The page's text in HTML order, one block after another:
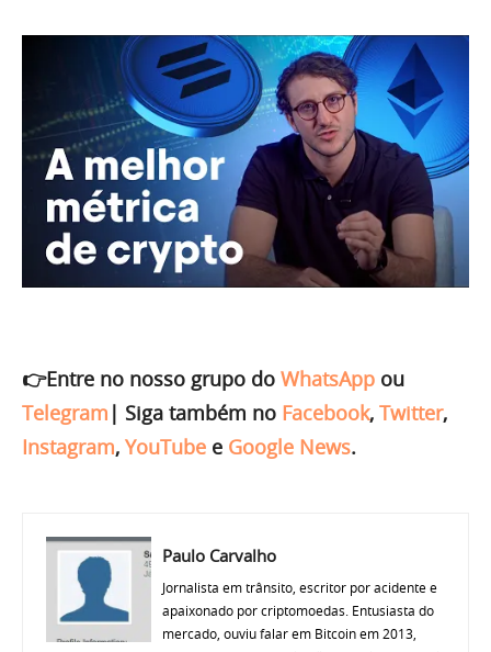
👉Entre no nosso grupo do WhatsApp ou
Telegram | Siga também no Facebook, Twitter,
Instagram, YouTube e Google News.
Paulo Carvalho
Jornalista em trânsito, escritor por acidente e
apaixonado por criptomoedas. Entusiasta do
mercado, ouviu falar em Bitcoin em 2013,